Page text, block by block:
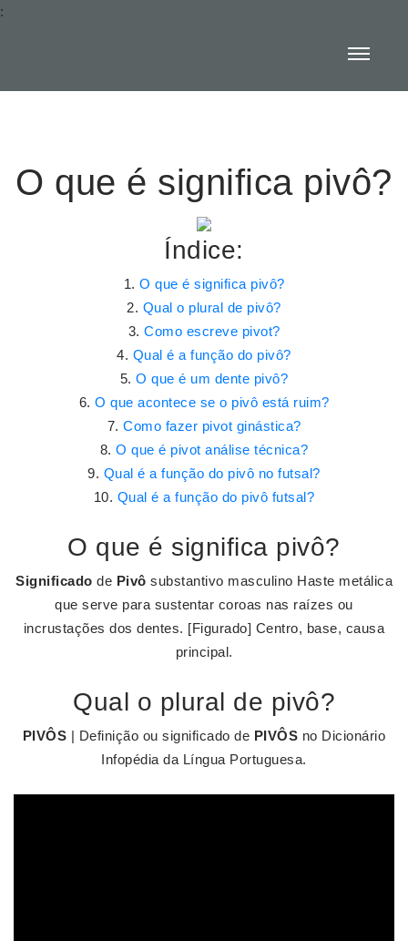
:
O que é significa pivô?
Índice:
O que é significa pivô?
Qual o plural de pivô?
Como escreve pivot?
Qual é a função do pivô?
O que é um dente pivô?
O que acontece se o pivô está ruim?
Como fazer pivot ginástica?
O que é pivot análise técnica?
Qual é a função do pivô no futsal?
Qual é a função do pivô futsal?
O que é significa pivô?
Significado de Pivô substantivo masculino Haste metálica
que serve para sustentar coroas nas raízes ou
incrustações dos dentes. [Figurado] Centro, base, causa
principal.
Qual o plural de pivô?
PIVÔS | Definição ou significado de PIVÔS no Dicionário
Infopédia da Língua Portuguesa.